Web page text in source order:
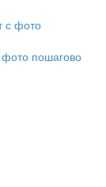
фото пошагово